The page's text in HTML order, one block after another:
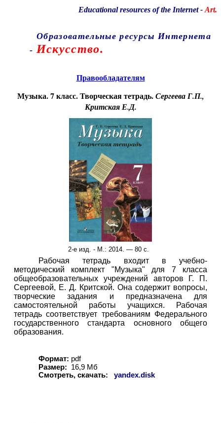
Educational resources of the Internet- Art.
Образовательные ресурсы Интернета
- Искусство.
Правообладателям
Музыка. 7 класс. Творческая тетрадь.Сергеева Г.П.,
Критская Е.Д.
2-е изд. - М.: 2014. — 80 с.
Рабочая тетрадь входит в учебно-
методический комплект "Музыка" для 7 класса
общеобразовательных учреждений авторов Г. П.
Сергеевой, Е. Д. Критской. Она содержит вопросы,
творческие задания и предназначена для
самостоятельной работы учащихся. Рабочая
тетрадь соответствует требованиям Федерального
государственного стандарта основного общего
образования.
Формат: pdf
Размер:
16,9 Мб
Смотреть, скачать:
yandex.disk